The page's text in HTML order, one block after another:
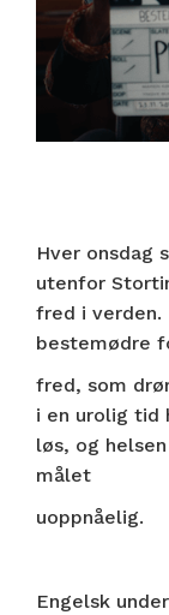
Hver onsdag
utenfor
fred i verden.
bestemødre
fred, som
i en urolig tid
løs, og
målet
uoppnåelig.
Engelsk